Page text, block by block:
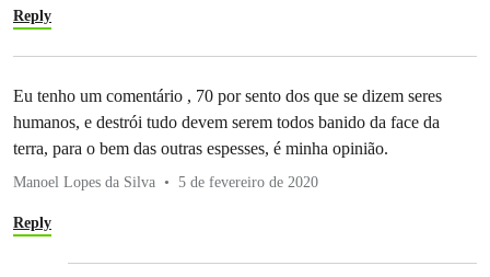
Reply
Eu tenho um comentário , 70 por sento dos que se dizem seres
humanos, e destrói tudo devem serem todos banido da face da
terra, para o bem das outras espesses, é minha opinião.
Manoel Lopes da Silva 5 de fevereiro de 2020
Reply